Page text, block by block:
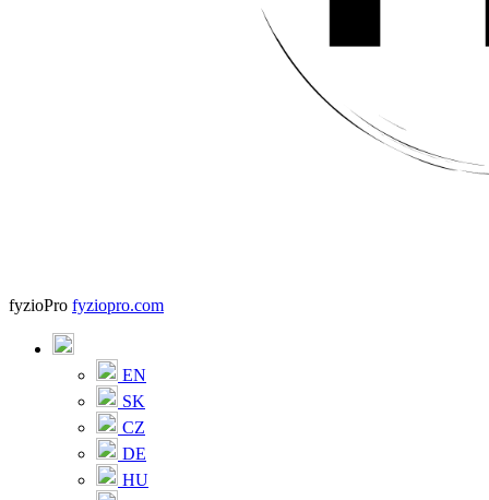
fyzioPro fyziopro.com
EN
SK
CZ
DE
HU